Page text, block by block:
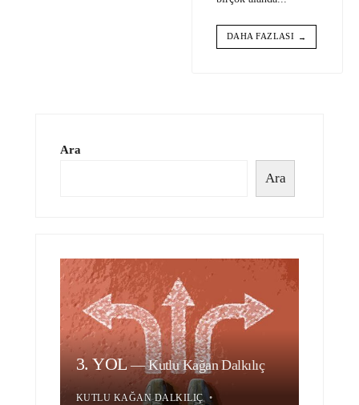
DAHA FAZLASI →
Ara
Ara
3. YOL—Kutlu Kağan Dalkılıç
KUTLU KAĞAN DALKILIÇ •